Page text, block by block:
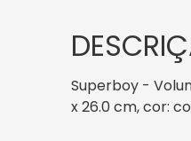
Superboy -
x 26.0 cm, cor: